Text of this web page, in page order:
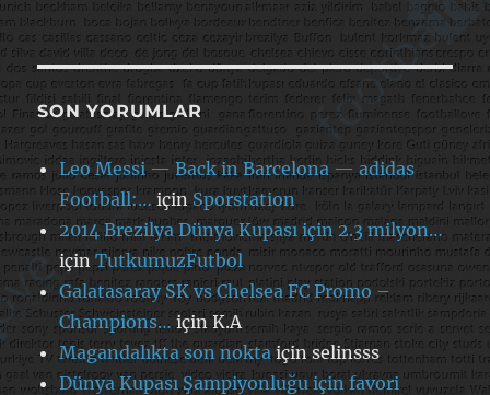
SON YORUMLAR
Leo Messi — Back in Barcelona — adidas
Football:…için Sporstation
2014 Brezilya Dünya Kupası için 2.3 milyon…
içinTutkumuzFutbol
Galatasaray SK vs Chelsea FC Promo –
Champions… içinK.A
Magandalıkta son noktaiçinselinsss
Dünya Kupası Şampiyonluğu için favori